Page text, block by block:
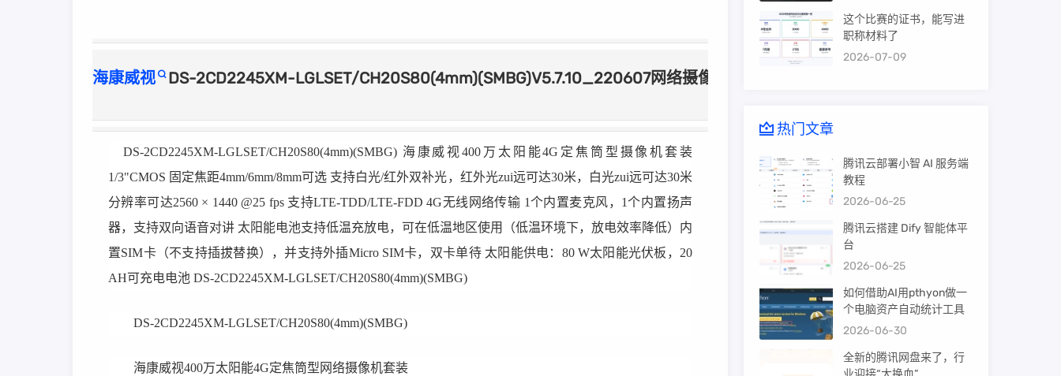
海康威视 DS-2CD2245XM-LGLSET/CH20S80(4mm)(SMBG)V5.7.10_220607网络摄像机
DS-2CD2245XM-LGLSET/CH20S80(4mm)(SMBG)海康威视400万太阳能4G定焦筒型摄像机套装
1/3"CMOS 固定焦距4mm/6mm/8mm可选 支持白光/红外双补光，红外光zui远可达30米，白光zui远可达30米
分辨率可达2560 × 1440 @25 fps 支持LTE-TDD/LTE-FDD 4G无线网络传输 1个内置麦克风，1个内置扬声
器，支持双向语音对讲 太阳能电池支持低温充放电，可在低温地区使用（低温环境下，放电效率降低）内
置SIM卡（不支持插拔替换），并支持外插Micro SIM卡，双卡单待 太阳能供电：80 W太阳能光伏板，20
AH可充电电池 DS-2CD2245XM-LGLSET/CH20S80(4mm)(SMBG)
DS-2CD2245XM-LGLSET/CH20S80(4mm)(SMBG)
海康威视400万太阳能4G定焦筒型网络摄像机套装
这个比赛的证书，能写进
职称材料了
2026-07-09
热门文章
腾讯云部署小智 AI 服务端
教程
2026-06-25
腾讯云搭建 Dify 智能体平
台
2026-06-25
如何借助AI用pthyon做一
个电脑资产自动统计工具
2026-06-30
全新的腾讯网盘来了，行